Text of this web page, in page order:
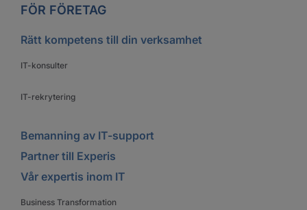
FÖR FÖRETAG
Rätt kompetens till din verksamhet
IT-konsulter
IT-rekrytering
Bemanning av IT-support
Partner till Experis
Vår expertis inom IT
Business Transformation